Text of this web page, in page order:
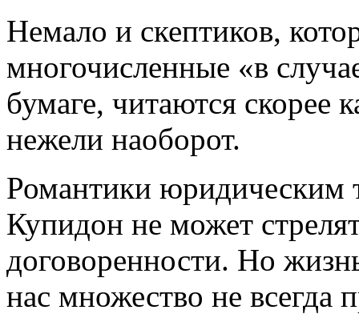
Немало и скептиков,
многочисленные «в
бумаге, читаются скорее
нежели наоборот.
Романтики юридическим
Купидон не может
договоренности. Но
нас множество не всегда